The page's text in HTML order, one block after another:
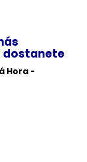
dostanete
Hora -